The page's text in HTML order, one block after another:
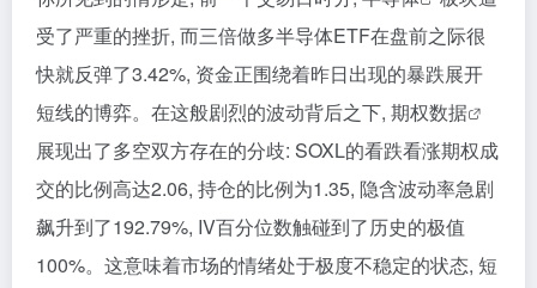
受了严重的挫折, 而三倍做多半导体ETF在盘前之际很
快就反弹了3.42%, 资金正围绕着昨日出现的暴跌展开
短线的博弈。在这般剧烈的波动背后之下, 期权数据
展现出了多空双方存在的分歧: SOXL的看跌看涨期权成
交的比例高达2.06, 持仓的比例为1.35, 隐含波动率急剧
飙升到了192.79%, IV百分位数触碰到了历史的极值
100%。这意味着市场的情绪处于极度不稳定的状态, 短